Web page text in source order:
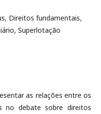
Direitos fundamentais,
Superlotação
as relações entre os
no debate sobre direitos